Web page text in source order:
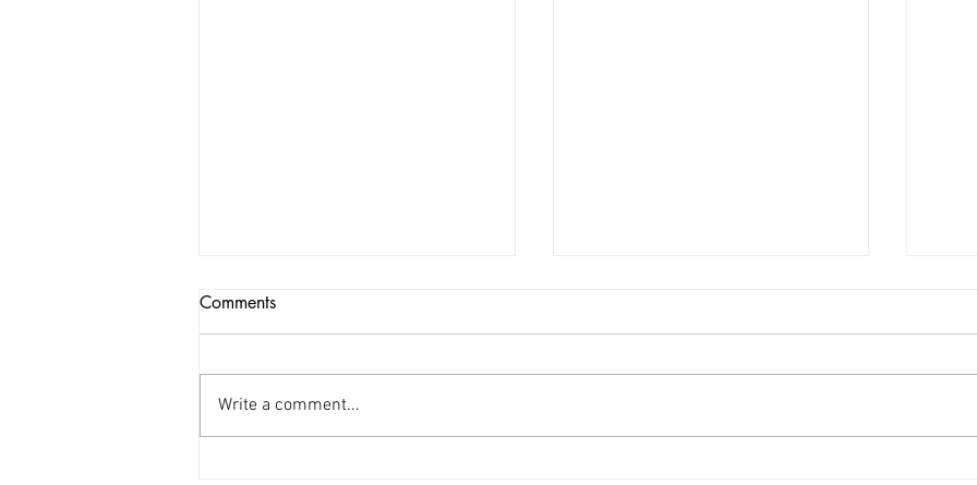
Comments
Write a comment...